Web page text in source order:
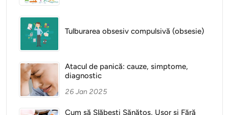
Tulburarea obsesiv compulsivă (obsesie)
Atacul de panică: cauze, simptome,
diagnostic
26 Jan 2025
Cum să Slăbești Sănătos, Ușor și Fără